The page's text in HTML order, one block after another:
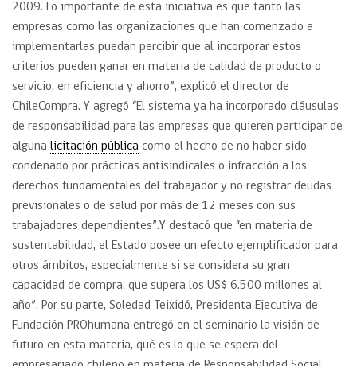
2009. Lo importante de esta iniciativa es que tanto las
empresas como las organizaciones que han comenzado a
implementarlas puedan percibir que al incorporar estos
criterios pueden ganar en materia de calidad de producto o
servicio, en eficiencia y ahorro”, explicó el director de
ChileCompra. Y agregó “El sistema ya ha incorporado cláusulas
de responsabilidad para las empresas que quieren participar de
alguna licitación pública como el hecho de no haber sido
condenado por prácticas antisindicales o infracción a los
derechos fundamentales del trabajador y no registrar deudas
previsionales o de salud por más de 12 meses con sus
trabajadores dependientes”.Y destacó que “en materia de
sustentabilidad, el Estado posee un efecto ejemplificador para
otros ámbitos, especialmente si se considera su gran
capacidad de compra, que supera los US$ 6.500 millones al
año”. Por su parte, Soledad Teixidó, Presidenta Ejecutiva de
Fundación PROhumana entregó en el seminario la visión de
futuro en esta materia, qué es lo que se espera del